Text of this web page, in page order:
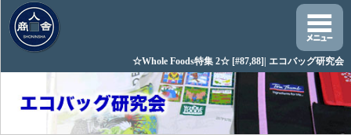
☆Whole Foods特集 2☆ [#87,88]| エコバッグ研究会